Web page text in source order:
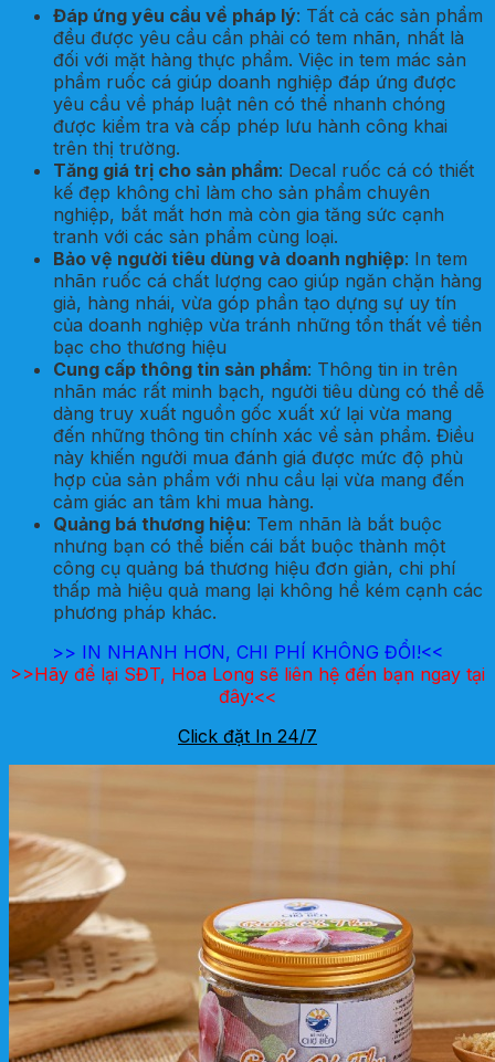
Đáp ứng yêu cầu về pháp lý: Tất cả các sản phẩm
đều được yêu cầu cần phải có tem nhãn, nhất là
đối với mặt hàng thực phẩm. Việc in tem mác sản
phẩm ruốc cá giúp doanh nghiệp đáp ứng được
yêu cầu về pháp luật nên có thể nhanh chóng
được kiểm tra và cấp phép lưu hành công khai
trên thị trường.
Tăng giá trị cho sản phẩm: Decal ruốc cá có thiết
kế đẹp không chỉ làm cho sản phẩm chuyên
nghiệp, bắt mắt hơn mà còn gia tăng sức cạnh
tranh với các sản phẩm cùng loại.
Bảo vệ người tiêu dùng và doanh nghiệp: In tem
nhãn ruốc cá chất lượng cao giúp ngăn chặn hàng
giả, hàng nhái, vừa góp phần tạo dựng sự uy tín
của doanh nghiệp vừa tránh những tổn thất về tiền
bạc cho thương hiệu
Cung cấp thông tin sản phẩm: Thông tin in trên
nhãn mác rất minh bạch, người tiêu dùng có thể dễ
dàng truy xuất nguồn gốc xuất xứ lại vừa mang
đến những thông tin chính xác về sản phẩm. Điều
này khiến người mua đánh giá được mức độ phù
hợp của sản phẩm với nhu cầu lại vừa mang đến
cảm giác an tâm khi mua hàng.
Quảng bá thương hiệu: Tem nhãn là bắt buộc
nhưng bạn có thể biến cái bắt buộc thành một
công cụ quảng bá thương hiệu đơn giản, chi phí
thấp mà hiệu quả mang lại không hề kém cạnh các
phương pháp khác.
>> IN NHANH HƠN, CHI PHÍ KHÔNG ĐỔI!<<
>>Hãy để lại SĐT, Hoa Long sẽ liên hệ đến bạn ngay tại
đây:<<
Click đặt In 24/7